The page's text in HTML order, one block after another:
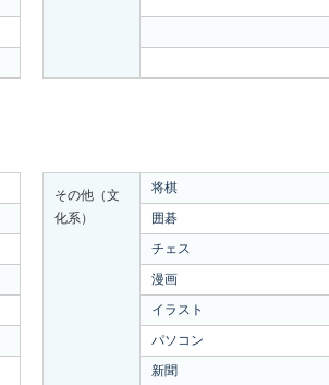
その他（文
化系）
将棋
囲碁
チェス
漫画
イラスト
パソコン
新聞